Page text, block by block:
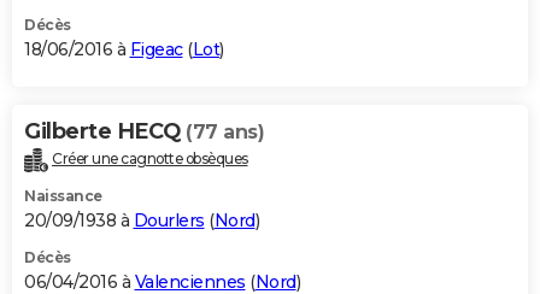
Décès
18/06/2016 à Figeac(Lot)
Gilberte HECQ (77 ans)
Créer une cagnotte obsèques
Naissance
20/09/1938 à Dourlers (Nord)
Décès
06/04/2016 à Valenciennes (Nord)